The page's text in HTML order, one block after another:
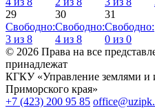
29
Свободно:
3 из 8
30
Свободно:
4 из 8
31
Свободно:
0 из 0
© 2026 Права на все
принадлежат
КГКУ «Управление землями и
Приморского края»
+7 (423) 200 95 85